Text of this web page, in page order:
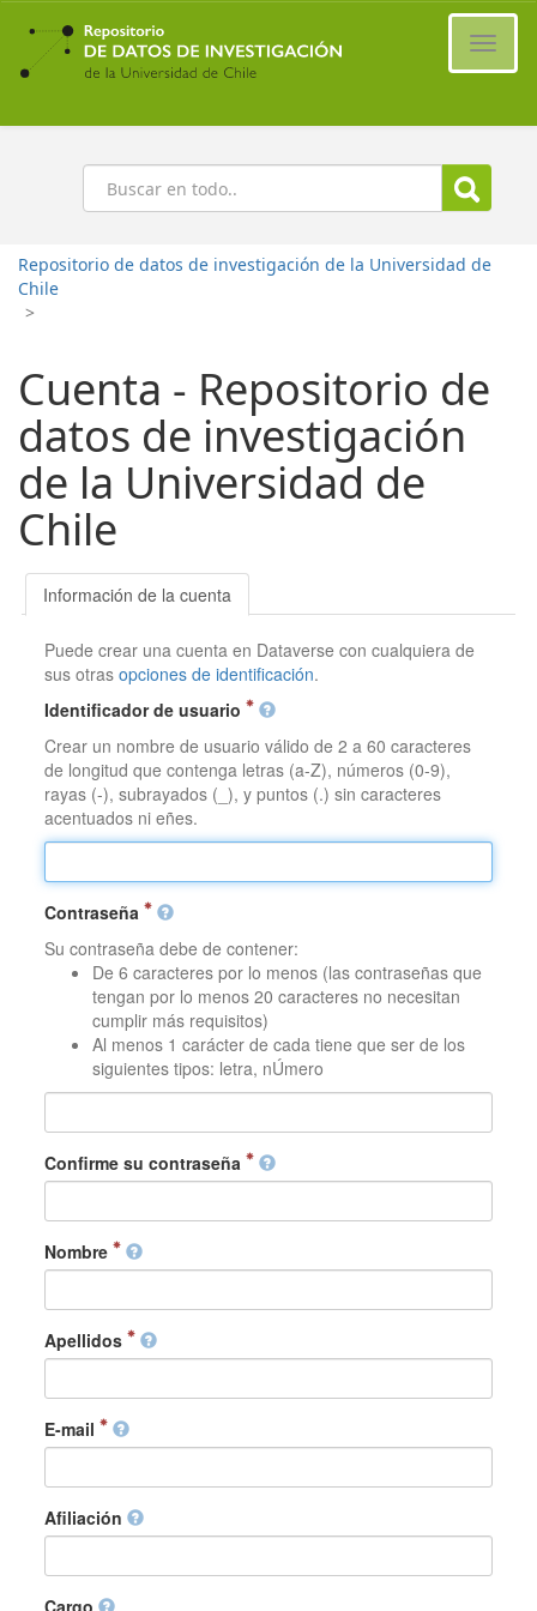
Ir
contenido
principal
Buscar
Repositorio de datos de investigación de la Universidad de
Chile
>
Cuenta - Repositorio de
datos de investigación
de la Universidad de
Chile
Información de la cuenta
Puede crear una cuenta en Dataverse con cualquiera de
sus otrasopciones de identificación.
Identificador de usuario
Crear un nombre de usuario válido de 2 a 60 caracteres
de longitud que contenga letras (a-Z), números (0-9),
rayas (-), subrayados (_), y puntos (.) sin caracteres
acentuados ni eñes.
Contraseña
Su contraseña debe de contener:
De 6 caracteres por lo menos (las contraseñas que
tengan por lo menos 20 caracteres no necesitan
cumplir más requisitos)
Al menos 1 carácter de cada tiene que ser de los
siguientes tipos: letra, nÚmero
Confirme su contraseña
Nombre
Apellidos
E-mail
Afiliación
Cargo